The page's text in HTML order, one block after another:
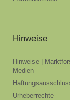
Hinweise
Hinweise |
Medien
Urheberrechte